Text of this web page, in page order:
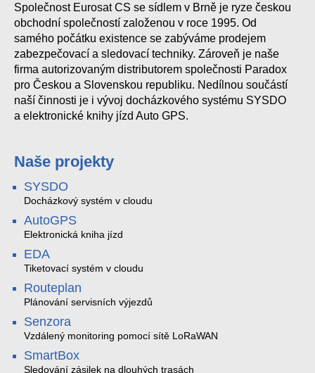
Společnost Eurosat CS se sídlem v Brně je ryze českou
obchodní společností založenou v roce 1995. Od
samého počátku existence se zabýváme prodejem
zabezpečovací a sledovací techniky. Zároveň je naše
firma autorizovaným distributorem společnosti Paradox
pro Českou a Slovenskou republiku. Nedílnou součástí
naší činnosti je i vývoj docházkového systému SYSDO
a elektronické knihy jízd Auto GPS.
Naše projekty
SYSDO
Docházkový systém v cloudu
AutoGPS
Elektronická kniha jízd
EDA
Tiketovací systém v cloudu
Routeplan
Plánování servisních výjezdů
Senzora
Vzdálený monitoring pomocí sítě LoRaWAN
SmartBox
Sledování zásilek na dlouhých trasách